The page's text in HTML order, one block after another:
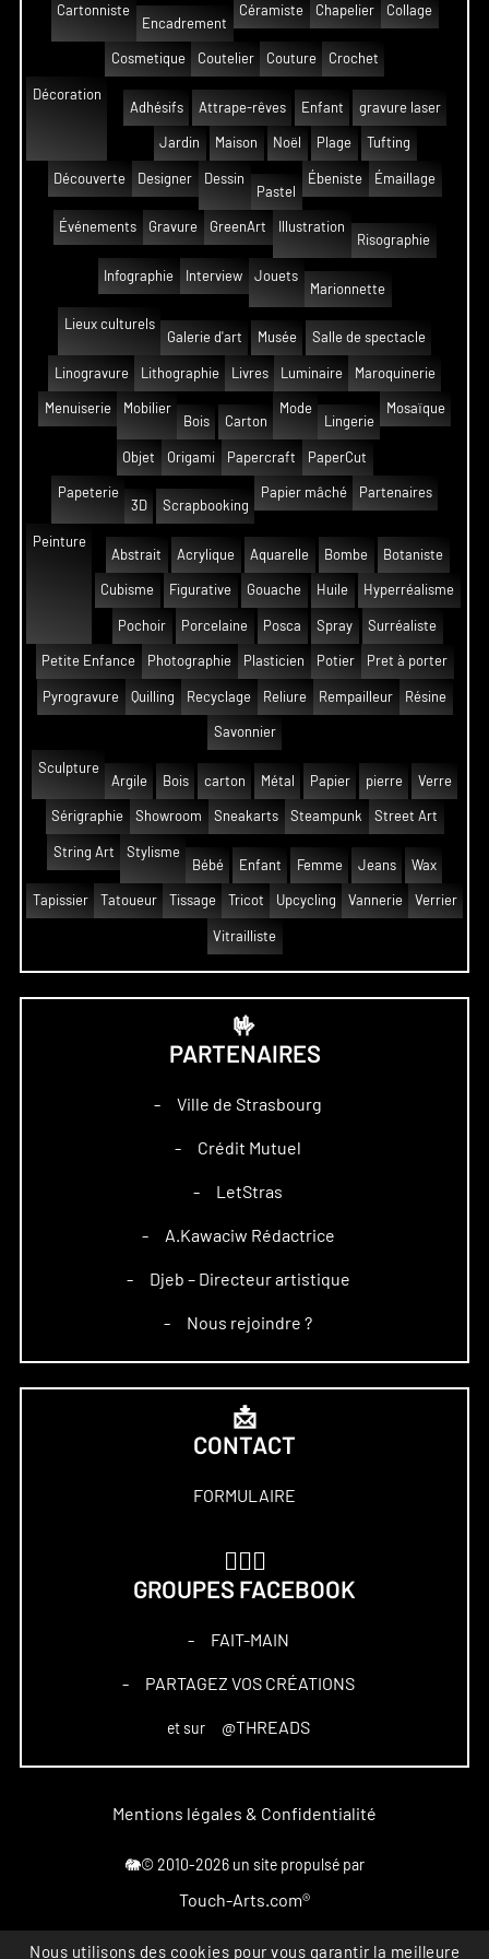
Cartonniste
Encadrement
Céramiste Chapelier Collage
Cosmetique Coutelier Couture Crochet
Décoration
Adhésifs
Attrape-rêves Enfant gravure laser
Jardin Maison Noël Plage Tufting
Découverte Designer
Dessin
Pastel
Ébeniste Émaillage
Événements Gravure GreenArt
Illustration
Risographie
Infographie Interview
Jouets
Marionnette
Lieux culturels
Galerie d'art
Musée Salle de spectacle
Linogravure Lithographie Livres Luminaire Maroquinerie
Menuiserie
Mobilier
Bois
Carton
Mode
Lingerie
Mosaïque
Objet Origami Papercraft PaperCut
Papeterie
3D
Scrapbooking
Papier mâché Partenaires
Peinture
Abstrait
Acrylique Aquarelle Bombe Botaniste
Cubisme Figurative Gouache Huile Hyperréalisme
Pochoir Porcelaine Posca Spray Surréaliste
Petite Enfance Photographie Plasticien Potier Pret à porter
Pyrogravure Quilling Recyclage Reliure Rempailleur Résine
Savonnier
Sculpture
Argile
Bois carton Métal Papier pierre Verre
Sérigraphie Showroom Sneakarts Steampunk Street Art
String Art
Stylisme
Bébé
Enfant Femme Jeans Wax
Tapissier Tatoueur Tissage Tricot Upcycling Vannerie Verrier
Vitrailliste
🤟
PARTENAIRES
– Ville de Strasbourg
– Crédit Mutuel
– LetStras
– A.Kawaciw Rédactrice
– Djeb – Directeur artistique
– Nous rejoindre ?
📩
CONTACT
FORMULAIRE
GROUPES FACEBOOK
– FAIT-MAIN
– PARTAGEZ VOS CRÉATIONS
et sur @THREADS
Mentions légales & Confidentialité
🐘© 2010-2026 un site propulsé par
Touch-Arts.com®
Marque déposée
Nous utilisons des cookies pour vous garantir la meilleure